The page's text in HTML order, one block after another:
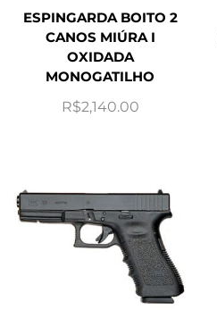
ESPINGARDA BOITO 2
CANOS MIÚRA I
OXIDADA
MONOGATILHO
R$2,140.00